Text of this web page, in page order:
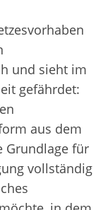
und sieht im
gefährdet:
aus dem
Grundlage für
vollständig